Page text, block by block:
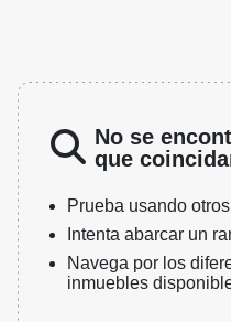
No se
que
Prueba usando
Intenta abarcar un
Navega por los
inmuebles